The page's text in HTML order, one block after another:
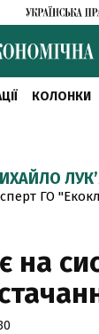
КОЛОНКИ
ГО
на